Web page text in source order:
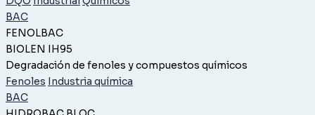
BAC
FENOLBAC
BIOLEN IH95
Degradación de fenoles y compuestos químicos
Fenoles Industria química
BAC